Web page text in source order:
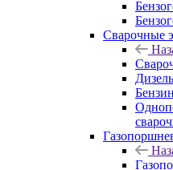
Сварочные